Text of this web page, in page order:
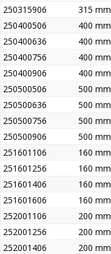
250315906
315 mm
250400506
400 mm
250400636
400 mm
250400756
400 mm
250400906
400 mm
250500506
500 mm
250500636
500 mm
250500756
500 mm
250500906
500 mm
251601106
160 mm
251601256
160 mm
251601406
160 mm
251601606
160 mm
252001106
200 mm
252001256
200 mm
252001406
200 mm